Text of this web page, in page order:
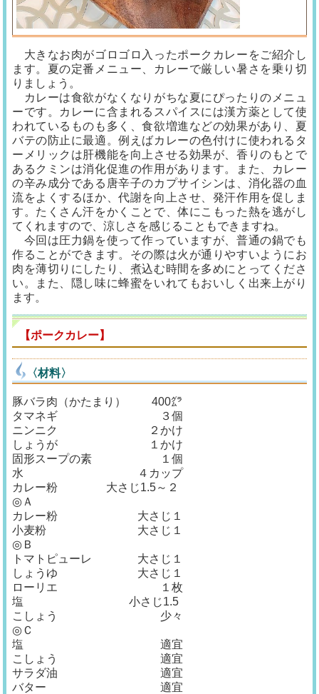
大きなお肉がゴロゴロ入ったポークカレーをご紹介し
ます。夏の定番メニュー、カレーで厳しい暑さを乗り切
りましょう。
カレーは食欲がなくなりがちな夏にぴったりのメニュ
ーです。カレーに含まれるスパイスには漢方薬として使
われているものも多く、食欲増進などの効果があり、夏
バテの防止に最適。例えばカレーの色付けに使われるタ
ーメリックは肝機能を向上させる効果が、香りのもとで
あるクミンは消化促進の作用があります。また、カレー
の辛み成分である唐辛子のカプサイシンは、消化器の血
流をよくするほか、代謝を向上させ、発汗作用を促しま
す。たくさん汗をかくことで、体にこもった熱を逃がし
てくれますので、涼しさを感じることもできますね。
今回は圧力鍋を使って作っていますが、普通の鍋でも
作ることができます。その際は火が通りやすいようにお
肉を薄切りにしたり、煮込む時間を多めにとってくださ
い。また、隠し味に蜂蜜をいれてもおいしく出来上がり
ます。
【ポークカレー】
〈材料〉
豚バラ肉（かたまり） 400㌘
タマネギ ３個
ニンニク ２かけ
しょうが １かけ
固形スープの素 １個
水 ４カップ
カレー粉 大さじ1.5～２
◎Ａ
カレー粉 大さじ１
小麦粉 大さじ１
◎Ｂ
トマトピューレ 大さじ１
しょうゆ 大さじ１
ローリエ １枚
塩 小さじ1.5
こしょう 少々
◎Ｃ
塩 適宜
こしょう 適宜
サラダ油 適宜
バター 適宜